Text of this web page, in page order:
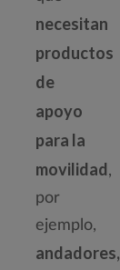
necesitan
productos
de
apoyo
para la
movilidad,
por
ejemplo,
andadores,